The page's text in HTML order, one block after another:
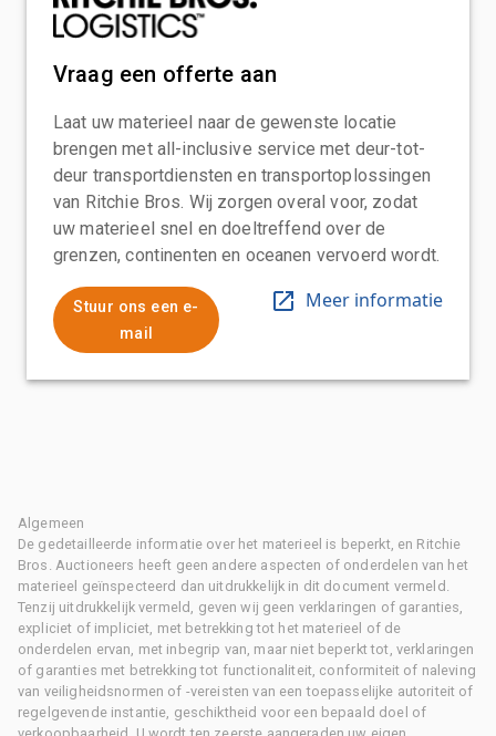
Vraag een offerte aan
Laat uw materieel naar de gewenste locatie
brengen met all-inclusive service met deur-tot-
deur transportdiensten en transportoplossingen
van Ritchie Bros. Wij zorgen overal voor, zodat
uw materieel snel en doeltreffend over de
grenzen, continenten en oceanen vervoerd wordt.
Stuur ons een e-
mail
Meer informatie
Algemeen
De gedetailleerde informatie over het materieel is beperkt, en Ritchie
Bros. Auctioneers heeft geen andere aspecten of onderdelen van het
materieel geïnspecteerd dan uitdrukkelijk in dit document vermeld.
Tenzij uitdrukkelijk vermeld, geven wij geen verklaringen of garanties,
expliciet of impliciet, met betrekking tot het materieel of de
onderdelen ervan, met inbegrip van, maar niet beperkt tot, verklaringen
of garanties met betrekking tot functionaliteit, conformiteit of naleving
van veiligheidsnormen of -vereisten van een toepasselijke autoriteit of
regelgevende instantie, geschiktheid voor een bepaald doel of